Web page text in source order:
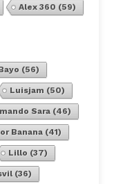
Alex 360 (59)
(56)
Luisjam (50)
Sara(46)
Banana(41)
Lillo (37)
(36)